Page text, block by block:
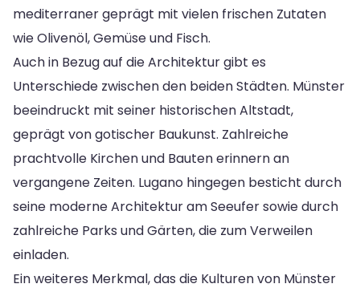
mediterraner geprägt mit vielen frischen Zutaten
wie Olivenöl, Gemüse und Fisch.
Auch in Bezug auf die Architektur gibt es
Unterschiede zwischen den beiden Städten. Münster
beeindruckt mit seiner historischen Altstadt,
geprägt von gotischer Baukunst. Zahlreiche
prachtvolle Kirchen und Bauten erinnern an
vergangene Zeiten. Lugano hingegen besticht durch
seine moderne Architektur am Seeufer sowie durch
zahlreiche Parks und Gärten, die zum Verweilen
einladen.
Ein weiteres Merkmal, das die Kulturen von Münster